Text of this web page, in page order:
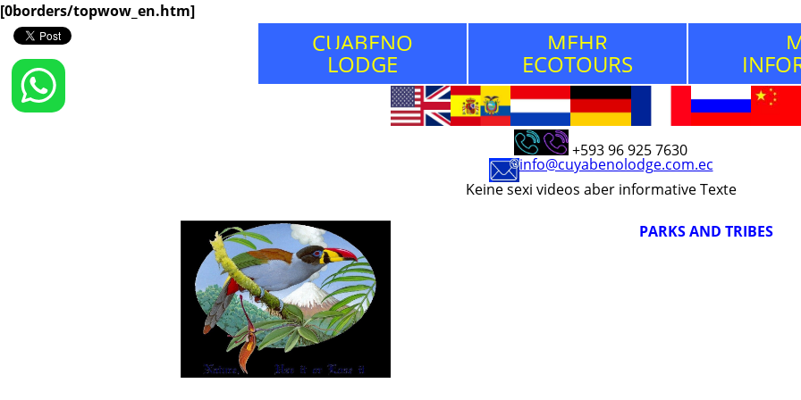
[0borders/topwow_en.htm]
CUABENO
LODGE
MEHR
ECOTOURS
+593 96 925 7630
info@cuyabenolodge.com.ec
Keine sexi videos aber informative Texte
PARKS AND TRIBES